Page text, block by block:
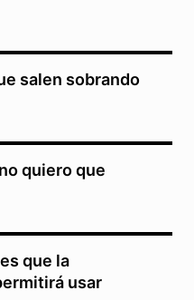
salen sobrando
quiero que
que la
usar